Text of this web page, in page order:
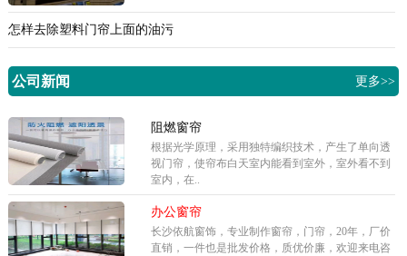
怎样去除塑料门帘上面的油污
公司新闻 更多>>
阻燃窗帘
根据光学原理，采用独特编织技术，产生了单向透
视门帘，使帘布白天室内能看到室外，室外看不到
室内，在..
办公窗帘
长沙依航窗饰，专业制作窗帘，门帘，20年，厂价
直销，一件也是批发价格，质优价廉，欢迎来电咨